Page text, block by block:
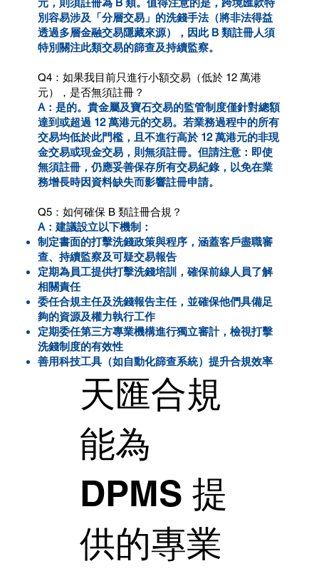
別容易涉及「分層交易」的洗錢手法（將非法得益
透過多層金融交易隱藏來源），因此 B 類註冊人須
特別關注此類交易的篩查及持續監察。
Q4：如果我目前只進行小額交易（低於 12 萬港
元），是否無須註冊？
A：是的。貴金屬及寶石交易的監管制度僅針對總額
達到或超過 12 萬港元的交易。若業務過程中的所有
交易均低於此門檻，且不進行高於 12 萬港元的非現
金交易或現金交易，則無須註冊。但請注意：即使
無須註冊，仍應妥善保存所有交易紀錄，以免在業
務增長時因資料缺失而影響註冊申請。
Q5：如何確保 B 類註冊合規？
A： 建議設立以下機制：
制定書面的打擊洗錢政策與程序，涵蓋客戶盡職審
查、持續監察及可疑交易報告
定期為員工提供打擊洗錢培訓，確保前線人員了解
相關責任
委任合規主任及洗錢報告主任，並確保他們具備足
夠的資源及權力執行工作
定期委任第三方專業機構進行獨立審計，檢視打擊
洗錢制度的有效性
善用科技工具（如自動化篩查系統）提升合規效率
天匯合規
能為
DPMS 提
供的專業